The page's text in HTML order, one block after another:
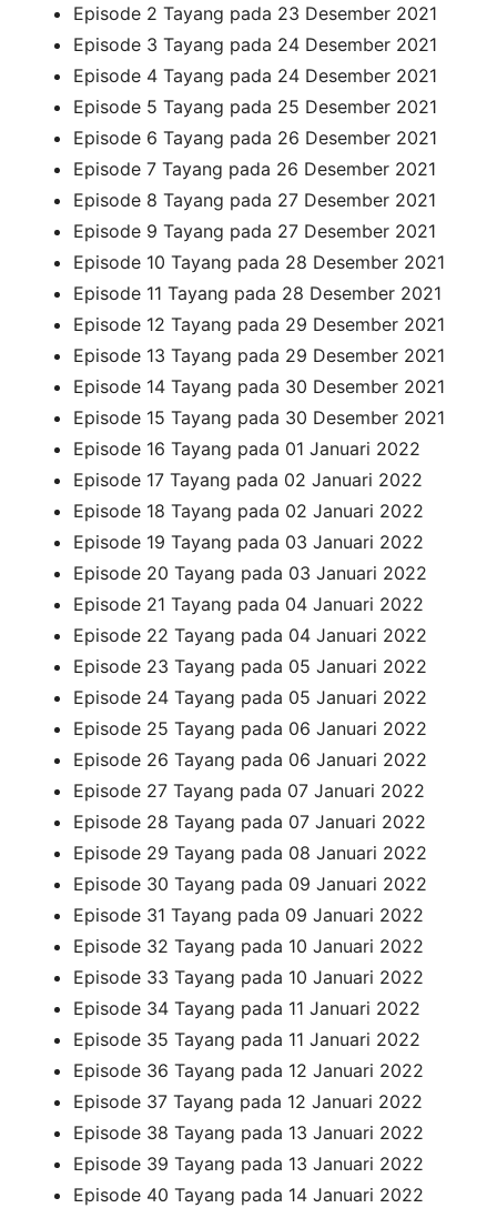
Episode 2 Tayang pada 23 Desember 2021
Episode 3 Tayang pada 24 Desember 2021
Episode 4 Tayang pada 24 Desember 2021
Episode 5 Tayang pada 25 Desember 2021
Episode 6 Tayang pada 26 Desember 2021
Episode 7 Tayang pada 26 Desember 2021
Episode 8 Tayang pada 27 Desember 2021
Episode 9 Tayang pada 27 Desember 2021
Episode 10 Tayang pada 28 Desember 2021
Episode 11 Tayang pada 28 Desember 2021
Episode 12 Tayang pada 29 Desember 2021
Episode 13 Tayang pada 29 Desember 2021
Episode 14 Tayang pada 30 Desember 2021
Episode 15 Tayang pada 30 Desember 2021
Episode 16 Tayang pada 01 Januari 2022
Episode 17 Tayang pada 02 Januari 2022
Episode 18 Tayang pada 02 Januari 2022
Episode 19 Tayang pada 03 Januari 2022
Episode 20 Tayang pada 03 Januari 2022
Episode 21 Tayang pada 04 Januari 2022
Episode 22 Tayang pada 04 Januari 2022
Episode 23 Tayang pada 05 Januari 2022
Episode 24 Tayang pada 05 Januari 2022
Episode 25 Tayang pada 06 Januari 2022
Episode 26 Tayang pada 06 Januari 2022
Episode 27 Tayang pada 07 Januari 2022
Episode 28 Tayang pada 07 Januari 2022
Episode 29 Tayang pada 08 Januari 2022
Episode 30 Tayang pada 09 Januari 2022
Episode 31 Tayang pada 09 Januari 2022
Episode 32 Tayang pada 10 Januari 2022
Episode 33 Tayang pada 10 Januari 2022
Episode 34 Tayang pada 11 Januari 2022
Episode 35 Tayang pada 11 Januari 2022
Episode 36 Tayang pada 12 Januari 2022
Episode 37 Tayang pada 12 Januari 2022
Episode 38 Tayang pada 13 Januari 2022
Episode 39 Tayang pada 13 Januari 2022
Episode 40 Tayang pada 14 Januari 2022